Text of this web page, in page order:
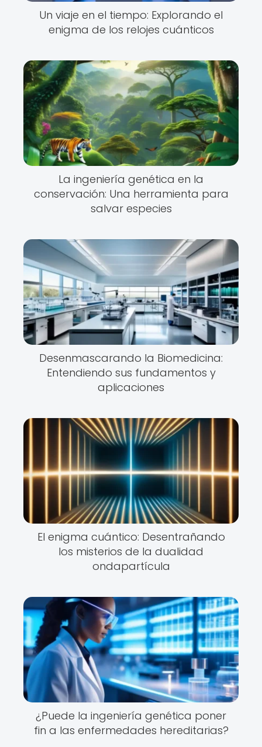
Un viaje en el tiempo: Explorando el
enigma de los relojes cuánticos
La ingeniería genética en la
conservación: Una herramienta para
salvar especies
Desenmascarando la Biomedicina:
Entendiendo sus fundamentos y
aplicaciones
El enigma cuántico: Desentrañando
los misterios de la dualidad
ondapartícula
¿Puede la ingeniería genética poner
fin a las enfermedades hereditarias?